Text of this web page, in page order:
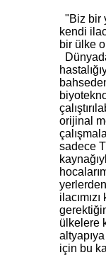
"Biz bir
kendi
bir ülke
orijinal
sadece
ülkelere
için bu